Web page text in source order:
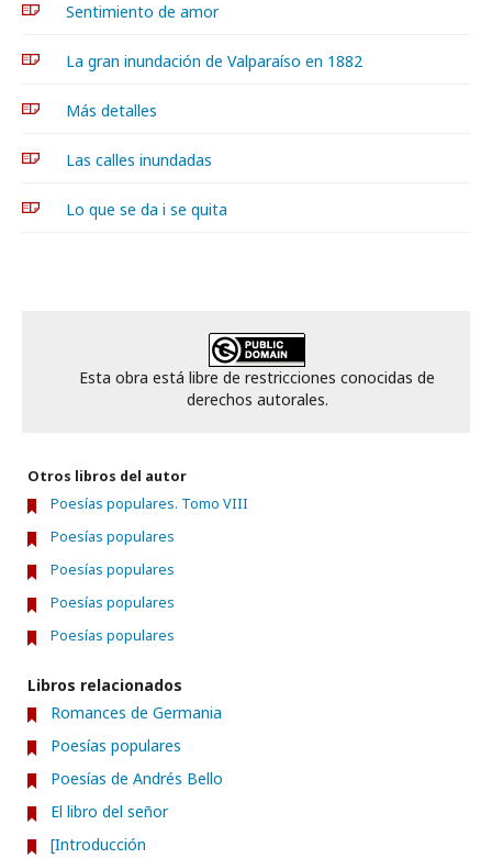
Sentimiento de amor
La gran inundación de Valparaíso en 1882
Más detalles
Las calles inundadas
Lo que se da i se quita
Esta obra está libre de restricciones conocidas de
derechos autorales.
Otros libros del autor
Poesías populares. Tomo VIII
Poesías populares
Poesías populares
Poesías populares
Poesías populares
Libros relacionados
Romances de Germania
Poesías populares
Poesías de Andrés Bello
El libro del señor
[Introducción